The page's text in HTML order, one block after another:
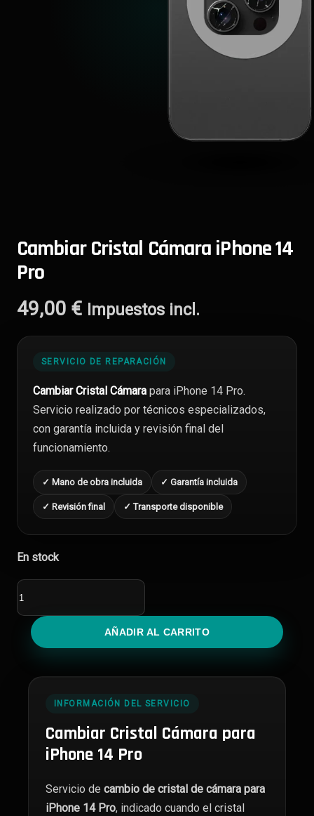
Cambiar Cristal Cámara iPhone 14
Pro
49,00 € Impuestos incl.
SERVICIO DE REPARACIÓN
Cambiar Cristal Cámara para iPhone 14 Pro.
Servicio realizado por técnicos especializados,
con garantía incluida y revisión final del
funcionamiento.
✓ Mano de obra incluida ✓ Garantía incluida
✓ Revisión final ✓ Transporte disponible
En stock
Cambiar
Cristal
Cámara
iPhone
AÑADIR AL CARRITO
INFORMACIÓN DEL SERVICIO
Cambiar Cristal Cámara para
iPhone 14 Pro
Servicio de cambio de cristal de cámara para
iPhone 14 Pro, indicado cuando el cristal